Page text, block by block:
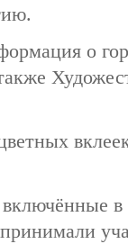
о
в
принимали